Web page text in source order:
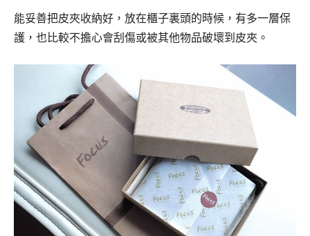
能妥善把皮夾收納好，放在櫃子裏頭的時候，有多一層保
護，也比較不擔心會刮傷或被其他物品破壞到皮夾。